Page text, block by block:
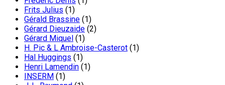
Frits Julius (1)
Gérald Brassine (1)
Gérard Dieuzaide (2)
Gérard Miquel (1)
H. Pic & L Ambroise-Casterot (1)
Hal Huggings (1)
Henri Lamendin (1)
INSERM (1)